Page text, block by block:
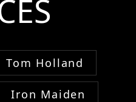
Tom Holland
Iron Maiden